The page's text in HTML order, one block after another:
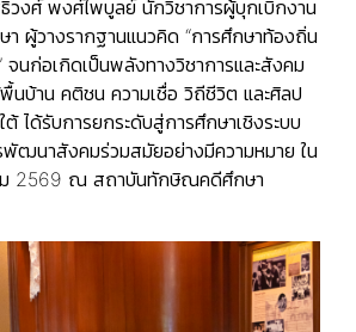
วงศ์ พงศ์ไพบูลย์ นักวิชาการผู้บุกเบิกงาน
า ผู้วางรากฐานแนวคิด “การศึกษาท้องถิ่น
นก่อเกิดเป็นพลังทางวิชาการและสังคม
นบ้าน คติชน ความเชื่อ วิถีชีวิต และศิลป
ได้รับการยกระดับสู่การศึกษาเชิงระบบ
พัฒนาสังคมร่วมสมัยอย่างมีความหมาย ใน
ม 2569 ณ สถาบันทักษิณคดีศึกษา